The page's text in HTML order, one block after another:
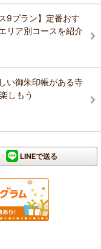
9プラン】定番おす
リア別コースを紹介
い御朱印帳がある寺
しもう
LINEで送る